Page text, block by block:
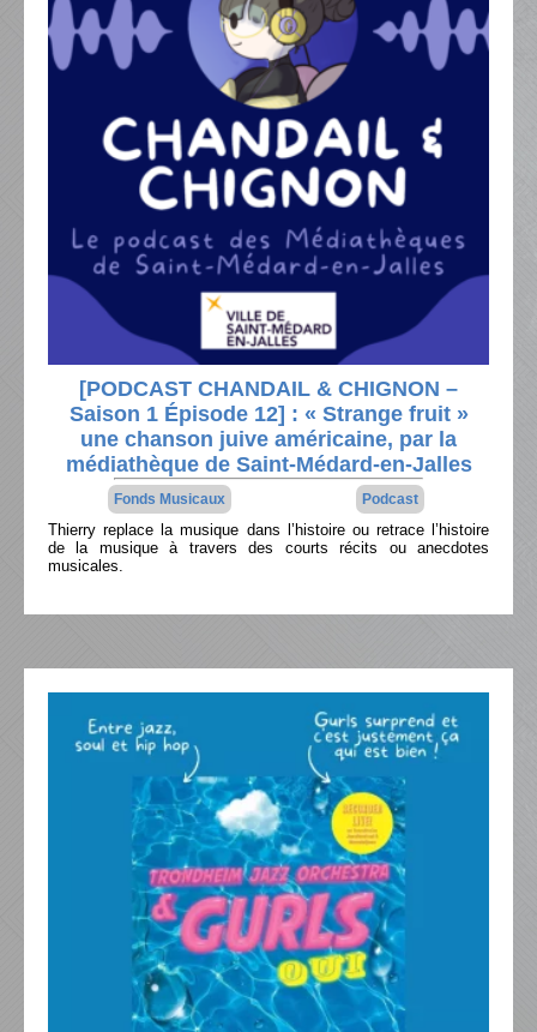
[PODCAST CHANDAIL & CHIGNON –
Saison 1 Épisode 12] : « Strange fruit »
une chanson juive américaine, par la
médiathèque de Saint-Médard-en-Jalles
Fonds Musicaux Podcast
Thierry replace la musique dans l’histoire ou retrace l’histoire
de la musique à travers des courts récits ou anecdotes
musicales.